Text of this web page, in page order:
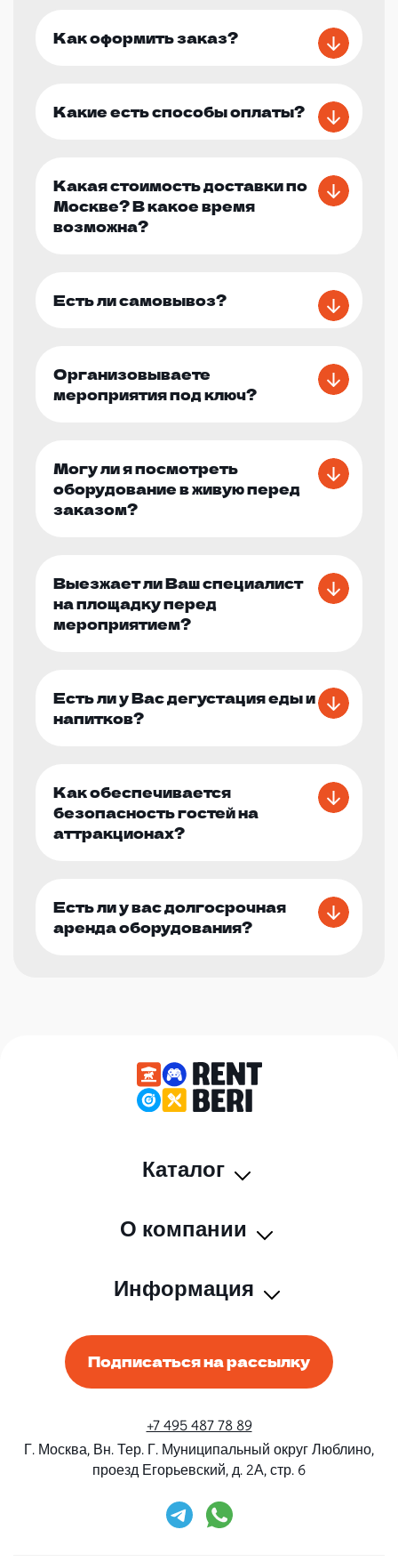
Как оформить заказ?
Какие есть способы оплаты?
Какая стоимость доставки по
Москве? В какое время
возможна?
Есть ли самовывоз?
Организовываете
мероприятия под ключ?
Могу ли я посмотреть
оборудование в живую перед
заказом?
Выезжает ли Ваш специалист
на площадку перед
мероприятием?
Есть ли у Вас дегустация еды и
напитков?
Как обеспечивается
безопасность гостей на
аттракционах?
Есть ли у вас долгосрочная
аренда оборудования?
Каталог
О компании
Информация
Подписаться на рассылку
+7 495 487 78 89
Г. Москва, Вн. Тер. Г. Муниципальный округ Люблино,
проезд Егорьевский, д. 2А, стр. 6